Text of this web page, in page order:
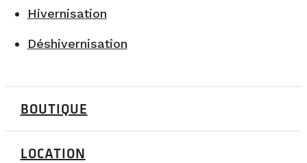
Hivernisation
Déshivernisation
BOUTIQUE
LOCATION